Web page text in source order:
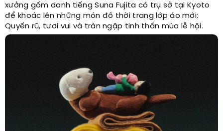
xưởng gốm danh tiếng Suna Fujita có trụ sở tại Kyoto
để khoác lên những món đồ thời trang lớp áo mới:
Quyến rũ, tươi vui và tràn ngập tinh thần mùa lễ hội.